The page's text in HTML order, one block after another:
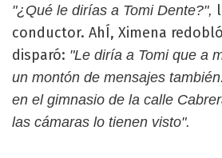
"¿Qué le dirías a Tomi Dente?",
conductor. AhÍ, Ximena
disparó: "Le diría a Tomi que a
un montón de mensajes
en el gimnasio de la calle
las cámaras lo tienen visto".